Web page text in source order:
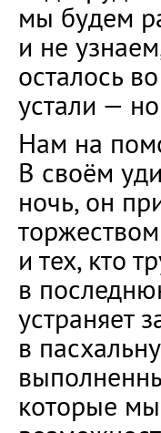
мы будем
и не
осталось
устали —
Нам на
В своём
ночь, он
и тех, кто
в
устраняет
в
которые мы